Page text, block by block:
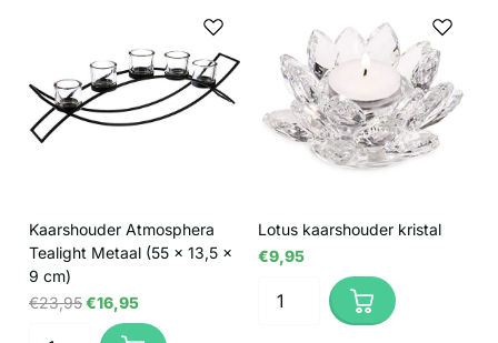
Kaarshouder Atmosphera
Tealight Metaal (55 x 13,5 x
9 cm)
€23,95€16,95
Lotus kaarshouder kristal
€9,95